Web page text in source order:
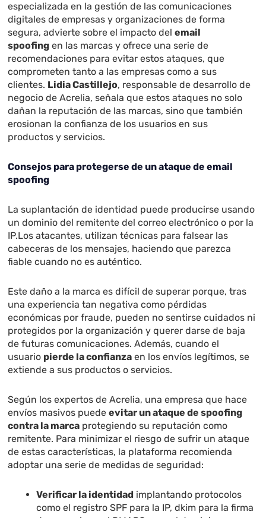
especializada en la gestión de las comunicaciones
digitales de empresas y organizaciones de forma
segura, advierte sobre el impacto delemail
spoofing en las marcas y ofrece una serie de
recomendaciones para evitar estos ataques, que
comprometen tanto a las empresas como a sus
clientes. Lidia Castillejo, responsable de desarrollo de
negocio de Acrelia, señala que estos ataques no solo
dañan la reputación de las marcas, sino que también
erosionan la confianza de los usuarios en sus
productos y servicios.
Consejos para protegerse de un ataque de email
spoofing
La suplantación de identidad puede producirse usando
un dominio del remitente del correo electrónico o por la
IP.Los atacantes, utilizan técnicas para falsear las
cabeceras de los mensajes, haciendo que parezca
fiable cuando no es auténtico.
Este daño a la marca es difícil de superar porque, tras
una experiencia tan negativa como pérdidas
económicas por fraude, pueden no sentirse cuidados ni
protegidos por la organización y querer darse de baja
de futuras comunicaciones. Además, cuando el
usuario pierde la confianza en los envíos legítimos, se
extiende a sus productos o servicios.
Según los expertos de Acrelia, una empresa que hace
envíos masivos puedeevitar un ataque de spoofing
contra la marca protegiendo su reputación como
remitente. Para minimizar el riesgo de sufrir un ataque
de estas características, la plataforma recomienda
adoptar una serie de medidas de seguridad:
Verificar la identidad implantando protocolos
como el registro SPF para la IP, dkim para la firma